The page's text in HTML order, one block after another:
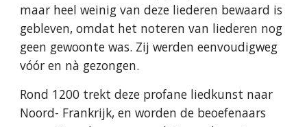
maar heel weinig van deze liederen bewaard is
gebleven, omdat het noteren van liederen nog
geen gewoonte was. Zij werden eenvoudigweg
vóór en nà gezongen.
Rond 1200 trekt deze profane liedkunst naar
Noord- Frankrijk, en worden de beoefenaars